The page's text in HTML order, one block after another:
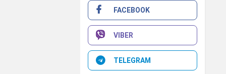
FACEBOOK
VIBER
TELEGRAM